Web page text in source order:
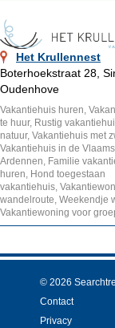
Het Krullennest
Boterhoekstraat 28,
Oudenhove
Vakantiehuis huren,
te huur, Rustig
natuur, Vakantiehuis met
Vakantiehuis in de
Ardennen, Familie
huren, Hond toegestaan
vakantiehuis,
wandelroute, Weekendje
Vakantiewoning voor
© 2026
Contact
Privacy